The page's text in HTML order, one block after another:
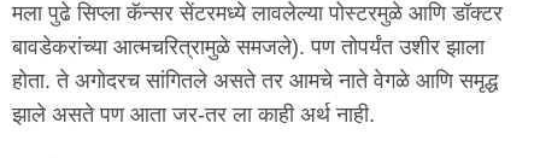
मला पुढे सिप्ला कॅन्सर सेंटरमध्ये लावलेल्या पोस्टरमुळे आणि डॉक्टर
बावडेकरांच्या आत्मचरित्रामुळे समजले). पण तोपर्यंत उशीर झाला
होता. ते अगोदरच सांगितले असते तर आमचे नाते वेगळे आणि समृद्ध
झाले असते पण आता जर-तर ला काही अर्थ नाही.